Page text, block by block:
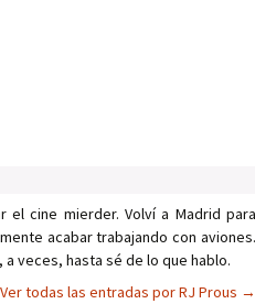
el cine mierder. Volví a Madrid para
acabar trabajando con aviones.
veces, hasta sé de lo que hablo.
Ver todas las entradas por RJ Prous →